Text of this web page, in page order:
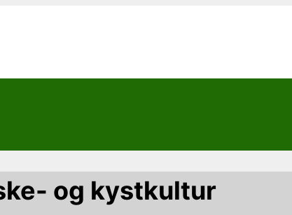
og kystkultur